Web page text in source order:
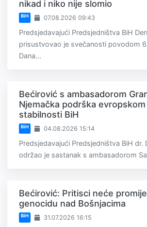
nikad i niko nije slomio
BiH 07.08.2026 09:43
Predsjedavajući Predsjedništva BiH
prisustvovao je svečanosti povodom
Dana...
Bećirović s ambasadorom
Njemačka podrška
stabilnosti BiH
BiH 04.08.2026 15:14
Predsjedavajući Predsjedništva BiH dr.
održao je sastanak s ambasadorom
Bećirović: Pritisci neće
genocidu nad Bošnjacima
BiH 31.07.2026 16:15